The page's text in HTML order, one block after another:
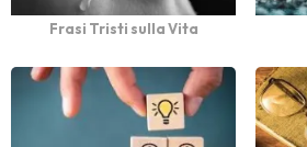
Frasi Tristi sulla Vita